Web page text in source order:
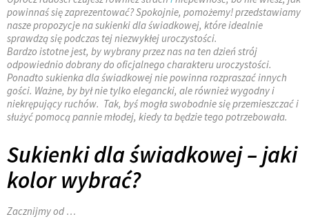
powinnaś się zaprezentować? Spokojnie, pomożemy! przedstawiamy
nasze propozycje na sukienki dla świadkowej, które idealnie
sprawdzą się podczas tej niezwykłej uroczystości.
Bardzo istotne jest, by wybrany przez nas na ten dzień strój
odpowiednio dobrany do oficjalnego charakteru uroczystości.
Ponadto sukienka dla świadkowej nie powinna rozpraszać innych
gości. Ważne, by był nie tylko elegancki, ale również wygodny i
niekrępujący ruchów. Tak, byś mogła swobodnie się przemieszczać i
służyć pomocą pannie młodej, kiedy ta będzie tego potrzebowała.
Sukienki dla świadkowej – jaki
kolor wybrać?
Zacznijmy od …